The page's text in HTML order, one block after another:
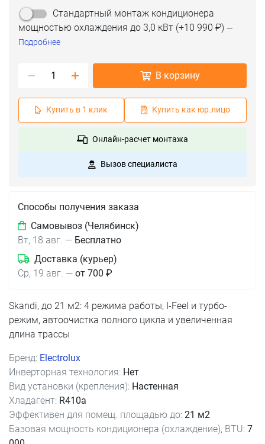
Стандартный монтаж кондиционера
мощностью охлаждения до 3,0 кВт (+10 990 ₽) —
Подробнее
В корзину
Купить в 1 клик Купить как юр.лицо
Онлайн-расчет монтажа
Вызов специалиста
Способы получения заказа
Самовывоз (Челябинск)
Вт, 18 авг. — Бесплатно
Доставка (курьер)
Ср, 19 авг. — от 700 ₽
Skandi, до 21 м2: 4 режима работы, I-Feel и турбо-
режим, автоочистка полного цикла и увеличенная
длина трассы
Бренд: Electrolux
Инверторная технология: Нет
Вид установки (крепления): Настенная
Хладагент: R410a
Эффективен для помещ. площадью до: 21 м2
Базовая мощность кондиционера (охлаждение), BTU: 7